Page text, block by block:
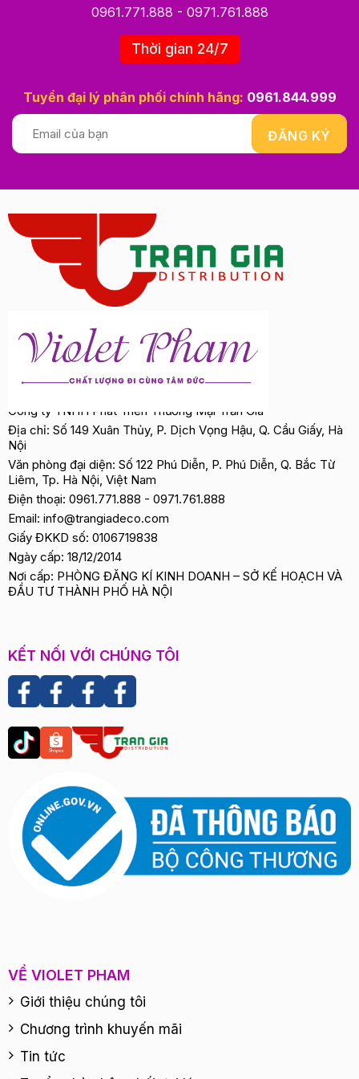
0961.771.888 - 0971.761.888
Thời gian 24/7
Tuyển đại lý phân phối chính hãng: 0961.844.999
Công ty TNHH Phát Triển Thương Mại Trần Gia
Địa chỉ: Số 149 Xuân Thủy, P. Dịch Vọng Hậu, Q. Cầu Giấy, Hà
Nội
Văn phòng đại diện: Số 122 Phú Diễn, P. Phú Diễn, Q. Bắc Từ
Liêm, Tp. Hà Nội, Việt Nam
Điện thoại: 0961.771.888 - 0971.761.888
Email: info@trangiadeco.com
Giấy ĐKKD số: 0106719838
Ngày cấp: 18/12/2014
Nơi cấp: PHÒNG ĐĂNG KÍ KINH DOANH – SỞ KẾ HOẠCH VÀ
ĐẦU TƯ THÀNH PHỐ HÀ NỘI
KẾT NỐI VỚI CHÚNG TÔI
VỀ VIOLET PHAM
Giới thiệu chúng tôi
Chương trình khuyến mãi
Tin tức